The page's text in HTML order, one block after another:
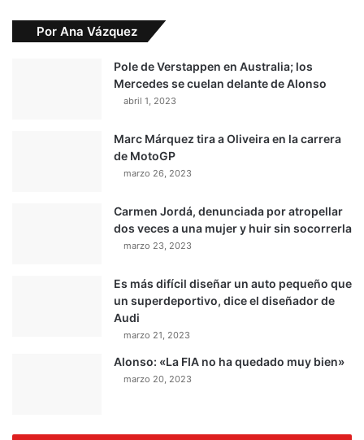
Por Ana Vázquez
Pole de Verstappen en Australia; los
Mercedes se cuelan delante de Alonso
abril 1, 2023
Marc Márquez tira a Oliveira en la carrera
de MotoGP
marzo 26, 2023
Carmen Jordá, denunciada por atropellar
dos veces a una mujer y huir sin socorrerla
marzo 23, 2023
Es más difícil diseñar un auto pequeño que
un superdeportivo, dice el diseñador de
Audi
marzo 21, 2023
Alonso: «La FIA no ha quedado muy bien»
marzo 20, 2023